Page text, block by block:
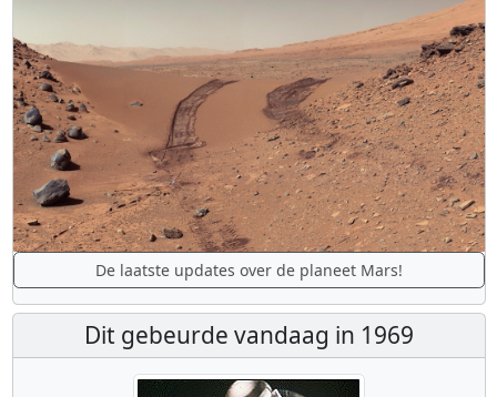
De laatste updates over de planeet Mars!
Dit gebeurde vandaag in 1969